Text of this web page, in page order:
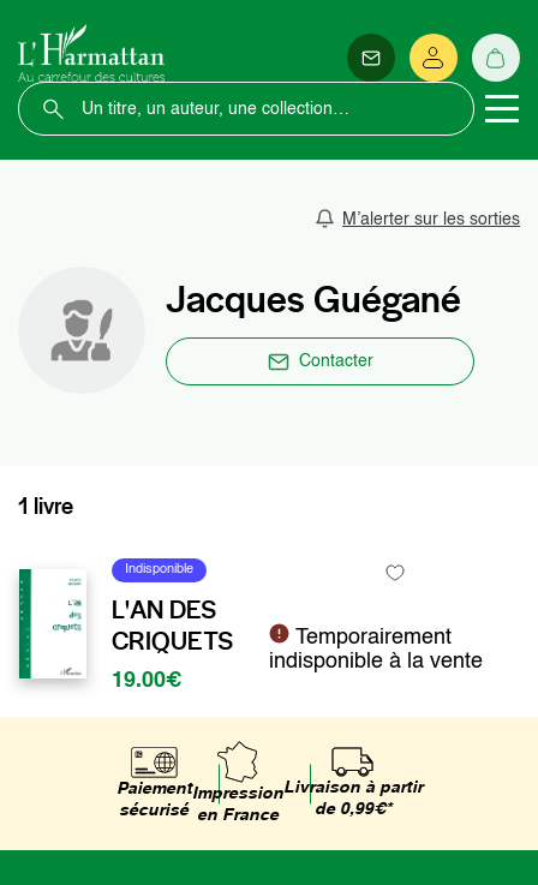
M’alerter sur les sorties
Jacques Guégané
Contacter
1 livre
Indisponible
L'AN DES
CRIQUETS
19.00€
Temporairement
indisponible à la vente
Paiement
sécurisé
Impression
en France
Livraison à partir
de 0,99€*